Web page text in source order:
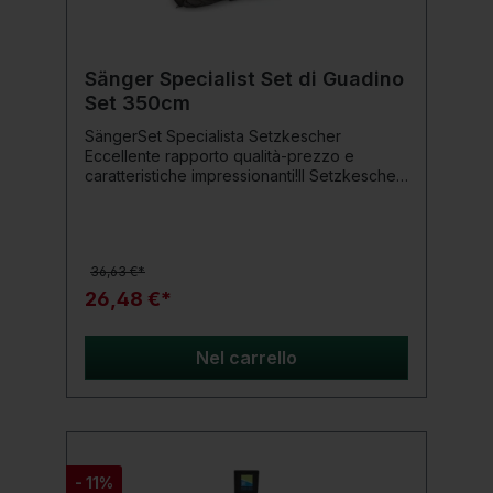
Sänger Specialist Set di Guadino
Set 350cm
SängerSet Specialista Setzkescher
Eccellente rapporto qualità-prezzo e
caratteristiche impressionanti!Il Setzkescher
Lunghezza: 350 cm
36,63 €*
26,48 €*
Nel carrello
- 11%